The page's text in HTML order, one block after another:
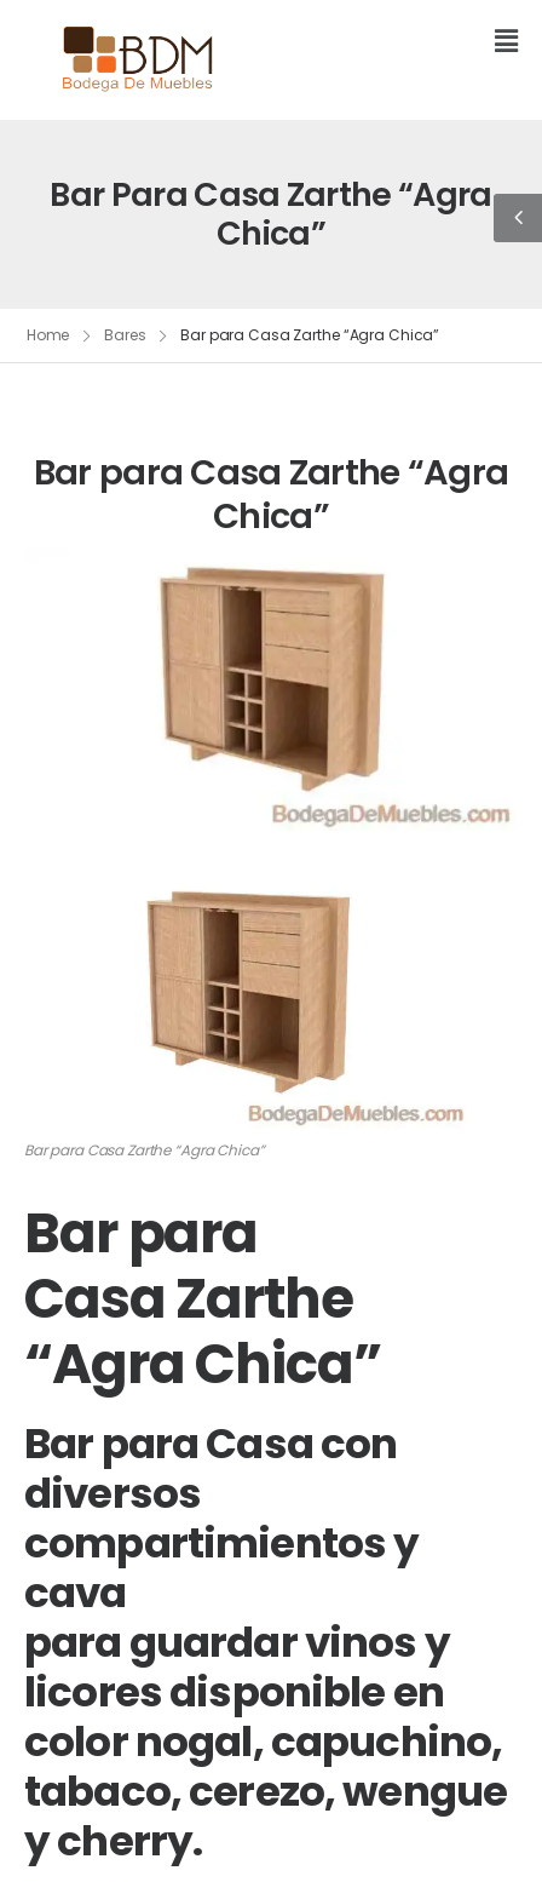
Bar Para Casa Zarthe “Agra
Chica”
Home Bares Bar para Casa Zarthe “Agra Chica”
Bar para Casa Zarthe “Agra
Chica”
Bar para Casa Zarthe “Agra Chica”
Bar para
Casa Zarthe
“Agra Chica”
Bar para Casa con
diversos
compartimientos y
cava
para guardar vinos y
licores disponible en
color nogal, capuchino,
tabaco, cerezo, wengue
y cherry.